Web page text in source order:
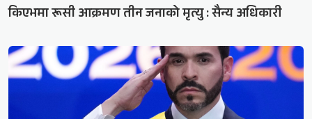
किएभमा रूसी आक्रमण तीन जनाको मृत्यु : सैन्य अधिकारी